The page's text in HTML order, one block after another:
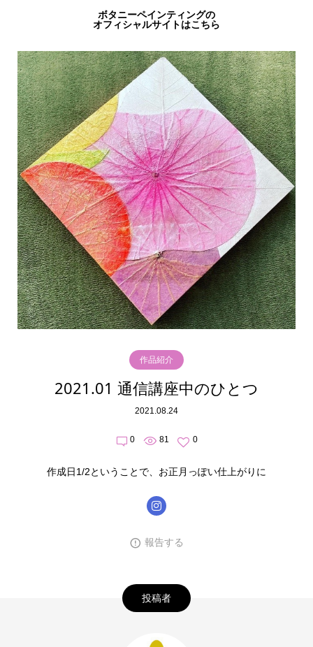
ボタニーペインティングの
オフィシャルサイトはこちら
作品紹介
2021.01 通信講座中のひとつ
2021.08.24
0 81 0
作成日1/2ということで、お正月っぽい仕上がりに
報告する
投稿者